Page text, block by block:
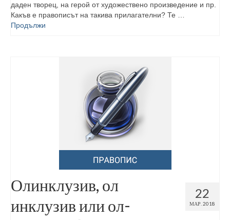
даден творец, на герой от художествено произведение и пр.
Какъв е правописът на такива прилагателни? Те …
Продължи
22
МАР. 2018
Олинклузив, ол
инклузив или ол-